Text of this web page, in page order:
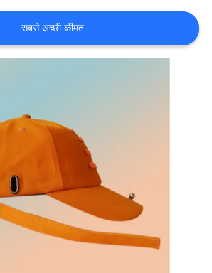
सबसे अच्छी कीमत